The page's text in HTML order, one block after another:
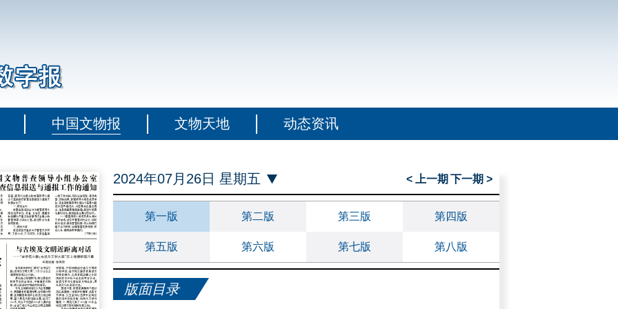
中国文物报 文物天地 动态资讯
2024年07月26日 星期五 < 上一期 下一期 >
第一版 第二版 第三版 第四版
第五版 第六版 第七版 第八版
版面目录